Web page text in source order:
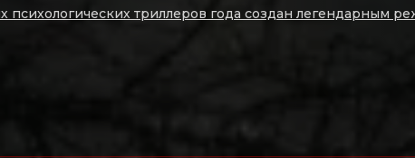
психологических триллеров года создан легендарным